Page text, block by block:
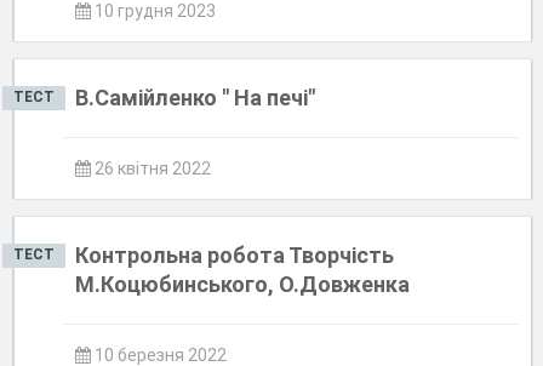
10 грудня 2023
ТЕСТ В.Самійленко " На печі"
26 квітня 2022
ТЕСТ
Контрольна робота Творчість
М.Коцюбинського, О.Довженка
10 березня 2022